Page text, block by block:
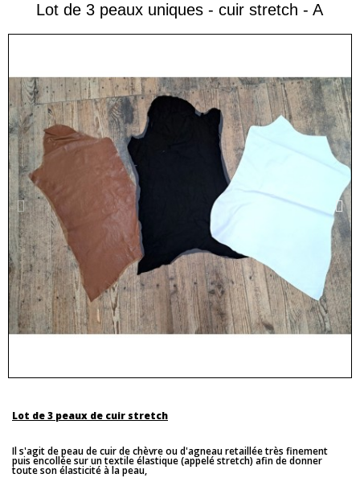
Lot de 3 peaux uniques - cuir stretch - A
Lot de 3 peaux de cuir stretch
Il s'agit de peau de cuir de chèvre ou d'agneau retaillée très finement
puis encollée sur un textile élastique (appelé stretch) afin de donner
toute son élasticité à la peau,